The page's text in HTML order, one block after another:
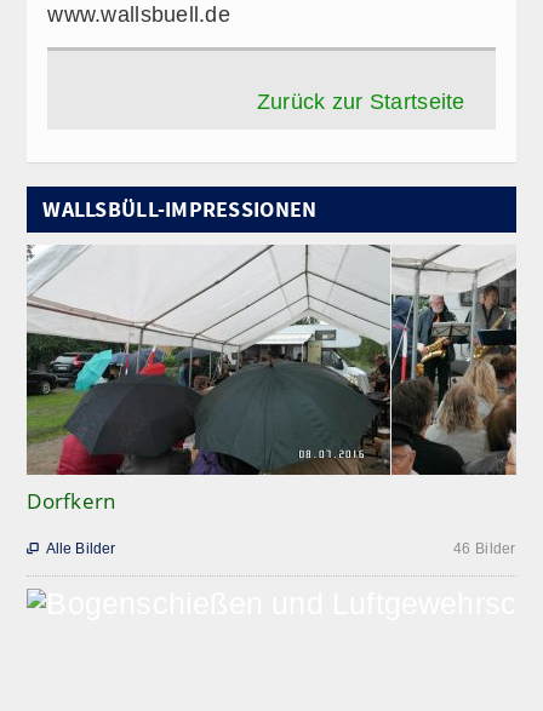
www.wallsbuell.de
Zurück zur Startseite
WALLSBÜLL-IMPRESSIONEN
Dorfkern
46 Bilder
 Alle Bilder